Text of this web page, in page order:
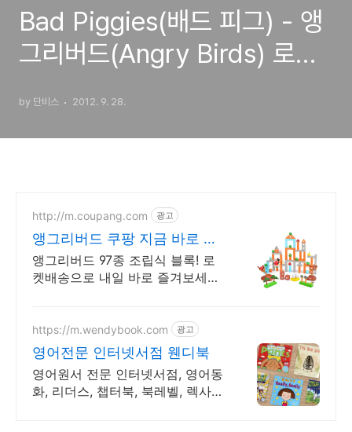
Bad Piggies(배드 피그) - 앵
그리버드(Angry Birds) 로비
단한 조작방법 설명(안드로이
by 단비스 2012. 9. 28.
http://m.coupang.com 광고
앵그리버드 쿠팡 지금 바로 만
나세요
앵그리버드 97종 조립식 블록! 로
켓배송으로 내일 바로 즐겨보세요.
https://m.wendybook.com 광고
영어전문 인터넷서점 웬디북
영어원서 전문 인터넷서점, 영어동
화, 리더스, 챕터북, 북레벨, 렉사일